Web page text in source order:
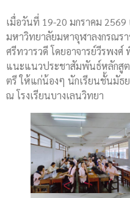
เมื่อวันที่ 19-20 มกราคม
มหาวิทยาลัยมหาจุฬาลงกรณ
ศรีทวารวดี โดยอาจารย์วีรพงศ์
แนะแนวประชาสัมพันธ์หลักสู
ตรี ให้แก่น้องๆ นักเรียนชั้นมัธ
ณ โรงเรียนบางเลนวิทยา